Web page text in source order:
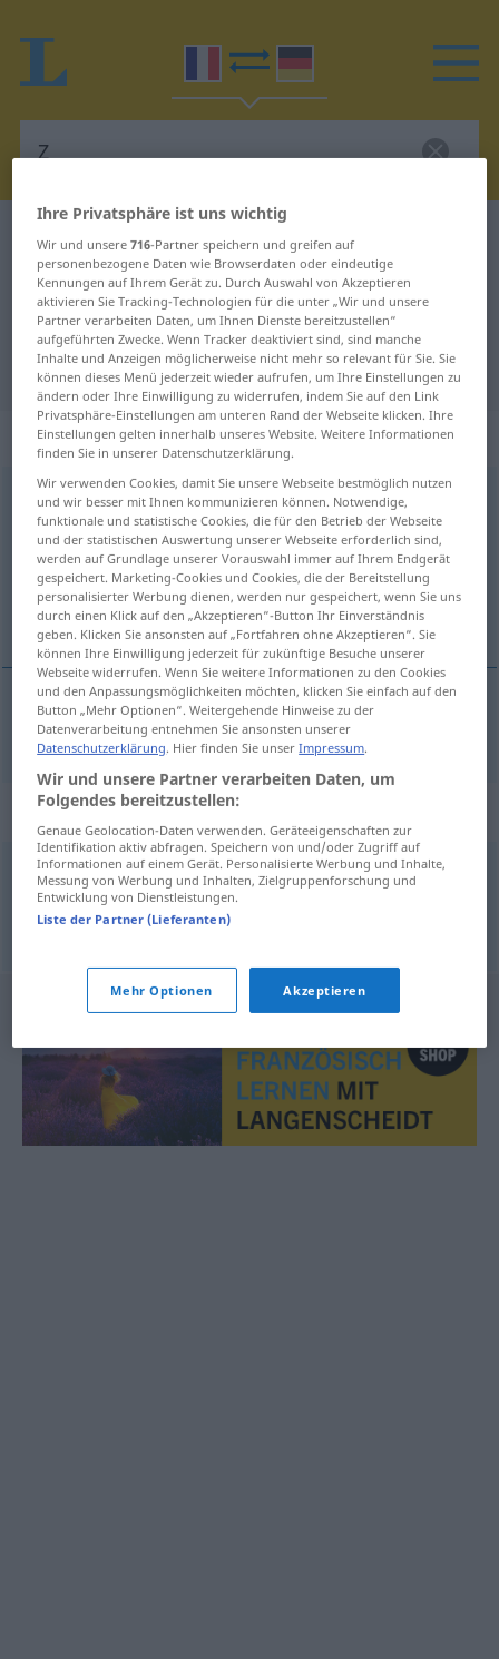
Französisch-Deutsch Wörterbuch Z
Französisch-Deutsch Übersetzung
für "Z"
"Z" Deutsch Übersetzung
„Z“
z [zɛd]m<inv>
Übersicht aller Übersetzungen
(Für mehr Details die Übersetzung anklicken/antippen)
Z, z
Z, zn Z
Beispielsätze für "Z"
deAà Z
vonAbis Z
Ihre Privatsphäre ist uns wichtig
Wir und unsere716-Partner speichern und greifen auf
personenbezogene Daten wie Browserdaten oder eindeutige
Kennungen auf Ihrem Gerät zu. Durch Auswahl von Akzeptieren
aktivieren Sie Tracking-Technologien für die unter „Wir und unsere
Partner verarbeiten Daten, um Ihnen Dienste bereitzustellen“
aufgeführten Zwecke. Wenn Tracker deaktiviert sind, sind manche
Inhalte und Anzeigen möglicherweise nicht mehr so relevant für Sie. Sie
können dieses Menü jederzeit wieder aufrufen, um Ihre Einstellungen zu
ändern oder Ihre Einwilligung zu widerrufen, indem Sie auf den Link
Privatsphäre-Einstellungen am unteren Rand der Webseite klicken. Ihre
Einstellungen gelten innerhalb unseres Website. Weitere Informationen
finden Sie in unserer Datenschutzerklärung.
Wir verwenden Cookies, damit Sie unsere Webseite bestmöglich nutzen
und wir besser mit Ihnen kommunizieren können. Notwendige,
funktionale und statistische Cookies, die für den Betrieb der Webseite
und der statistischen Auswertung unserer Webseite erforderlich sind,
werden auf Grundlage unserer Vorauswahl immer auf Ihrem Endgerät
gespeichert. Marketing-Cookies und Cookies, die der Bereitstellung
personalisierter Werbung dienen, werden nur gespeichert, wenn Sie uns
durch einen Klick auf den „Akzeptieren“-Button Ihr Einverständnis
geben. Klicken Sie ansonsten auf „Fortfahren ohne Akzeptieren“. Sie
können Ihre Einwilligung jederzeit für zukünftige Besuche unserer
Webseite widerrufen. Wenn Sie weitere Informationen zu den Cookies
und den Anpassungsmöglichkeiten möchten, klicken Sie einfach auf den
Button „Mehr Optionen“. Weitergehende Hinweise zu der
Datenverarbeitung entnehmen Sie ansonsten unserer
Datenschutzerklärung. Hier finden Sie unserImpressum.
Wir und unsere Partner verarbeiten Daten, um
Folgendes bereitzustellen:
Genaue Geolocation-Daten verwenden. Geräteeigenschaften zur
Identifikation aktiv abfragen. Speichern von und/oder Zugriff auf
Informationen auf einem Gerät. Personalisierte Werbung und Inhalte,
Messung von Werbung und Inhalten, Zielgruppenforschung und
Entwicklung von Dienstleistungen.
Liste der Partner (Lieferanten)
Mehr Optionen Akzeptieren